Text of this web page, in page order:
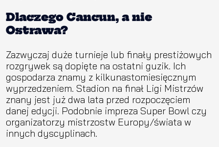
Dlaczego Cancun, a nie
Ostrawa?
Zazwyczaj duże turnieje lub finały prestiżowych
rozgrywek są dopięte na ostatni guzik. Ich
gospodarza znamy z kilkunastomiesięcznym
wyprzedzeniem. Stadion na finał Ligi Mistrzów
znany jest już dwa lata przed rozpoczęciem
danej edycji. Podobnie impreza Super Bowl czy
organizatorzy mistrzostw Europy/świata w
innych dyscyplinach.